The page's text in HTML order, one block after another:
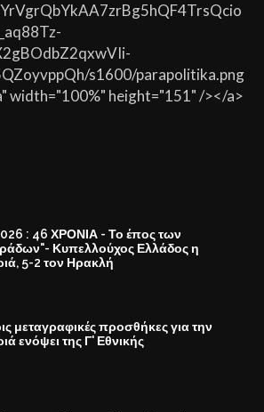
s1600/parapolitika.png
width="100%" height="151" /></a>
: 46 ΧΡΟΝΙΑ - Το έπος των
Κυπελλούχος Ελλάδος η
5-2 τον Ηρακλή
μεταγραφικές προσθήκες για την
ενόψει της Γ' Εθνικής